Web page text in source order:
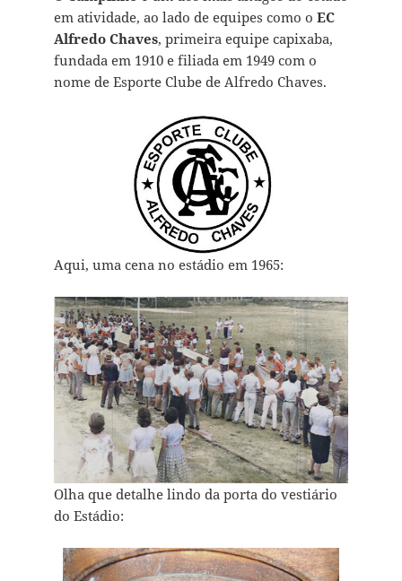
em atividade, ao lado de equipes como o EC
Alfredo Chaves, primeira equipe capixaba,
fundada em 1910 e filiada em 1949 com o
nome de Esporte Clube de Alfredo Chaves.
Aqui, uma cena no estádio em 1965:
Olha que detalhe lindo da porta do vestiário
do Estádio: